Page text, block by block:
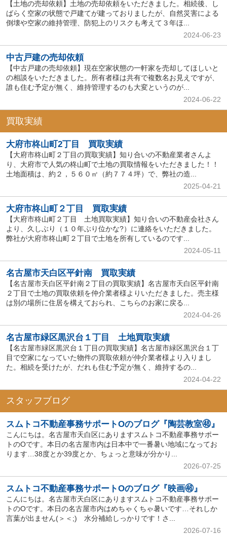
【土地の売却依頼】土地の売却依頼をいただきました。相続後、し
ばらく空家の状態で戸建てが建っておりましたが、自然災害による
倒壊や空家の維持管理、防犯上のリスクも考えて３年ほ...
2024-06-23
中古戸建の売却依頼
【中古戸建の売却依頼】現在空家状態の一軒家を売却してほしいと
の相談をいただきました。所有者様は共有で複数名お見えですが、
誰も住む予定が無く、維持管理するのも大変というのが...
2024-06-22
買取実績
大府市柊山町2丁目 買取実績
【大府市柊山町２丁目の買取実績】知り合いの不動産業者さんよ
り、大府市で人気の柊山町で土地の買取情報をいただきました！！
土地面積は、約２，５６０㎡（約７７４坪）で、弊社の造...
2025-04-21
大府市柊山町２丁目 買取実績
【大府市柊山町２丁目 土地買取実績】知り合いの不動産会社さん
より、久しぶり（１０年ぶり位かな?）に連絡をいただきました。
弊社が大府市柊山町２丁目で土地を所有しているのです...
2024-05-11
名古屋市天白区平針南 買取実績
【名古屋市天白区平針南２丁目の買取実績】名古屋市天白区平針南
２丁目で土地の買取依頼を仲介業者様よりいただきました。売主様
は別の場所に住居を構えておられ、こちらのお家に戻る...
2024-04-26
名古屋市緑区黒沢台１丁目 土地買取実績
【名古屋市緑区黒沢台１丁目の買取実績】名古屋市緑区黒沢台１丁
目で空家になっていた物件の買取依頼が仲介業者様より入りまし
た。相続を受けたが、だれも住む予定が無く、維持するの...
2024-04-22
スタッフブログ
スムトコ不動産事務サポートOのブログ『陶芸教室㊽』
こんにちは。名古屋市天白区にありますスムトコ不動産事務サポー
トのOです。本日の名古屋市内は日本中で一番暑い地域になってお
ります…38度とか39度とか、ちょっと意味が分かり...
2026-07-25
スムトコ不動産事務サポートOのブログ『映画㊻』
こんにちは。名古屋市天白区にありますスムトコ不動産事務サポー
トのOです。本日の名古屋市内はめちゃくちゃ暑いです…それしか
言葉が出ません(＞＜;) 水分補給しっかりです！さ...
2026-07-16